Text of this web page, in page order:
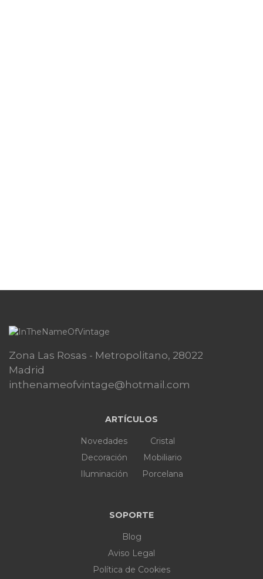
Zona Las Rosas - Metropolitano, 28022
Madrid
inthenameofvintage@hotmail.com
ARTÍCULOS
Novedades
Decoración
Iluminación
Cristal
Mobiliario
Porcelana
SOPORTE
Blog
Aviso Legal
Política de Cookies